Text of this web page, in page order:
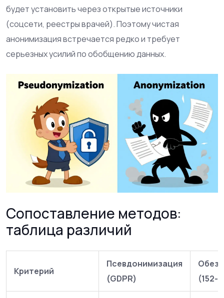
будет установить через открытые источники
(соцсети, реестры врачей). Поэтому чистая
анонимизация встречается редко и требует
серьезных усилий по обобщению данных.
Сопоставление методов:
таблица различий
Критерий
Псевдонимизация
(GDPR)
(152-